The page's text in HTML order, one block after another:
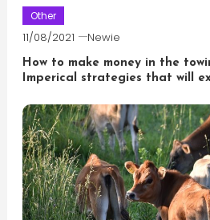
Other
11/08/2021 Newie
How to make money in the
Imperical strategies that will